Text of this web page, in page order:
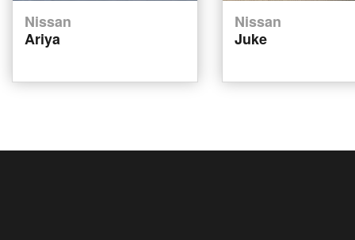
Nissan
Ariya
Nissan
Juke